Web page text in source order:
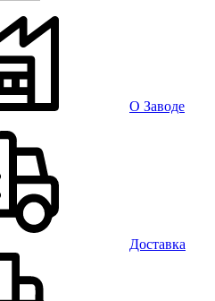
О Заводе
Доставка